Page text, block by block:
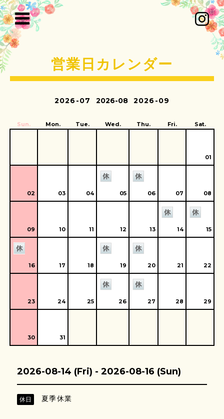
営業日カレンダー
2026-07 2026-08 2026-09
Sun. Mon. Tue. Wed. Thu. Fri. Sat.
01
02 03 04 05 06 07 08
09 10 11 12 13 14 15
16 17 18 19 20 21 22
23 24 25 26 27 28 29
30 31
2026-08-14 (Fri) - 2026-08-16 (Sun)
休日 夏季休業